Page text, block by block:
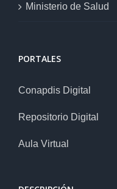
Ministerio de Salud
PORTALES
Conapdis Digital
Repositorio Digital
Aula Virtual